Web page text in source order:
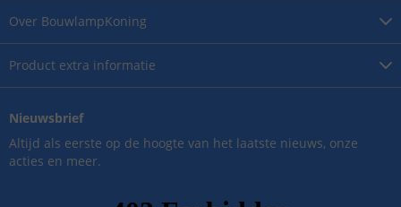
Over BouwlampKoning
Product extra informatie
Nieuwsbrief
Altijd als eerste op de hoogte van het laatste nieuws, onze
acties en meer.